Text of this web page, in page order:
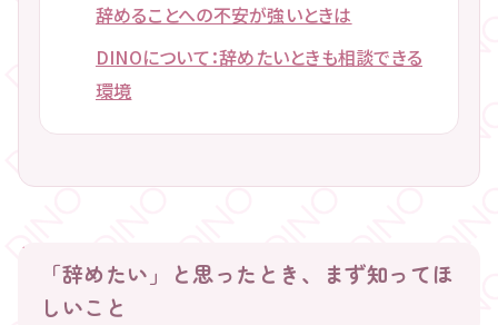
辞めることへの不安が強いときは
DINOについて：辞めたいときも相談できる
環境
「辞めたい」と思ったとき、まず知ってほ
しいこと